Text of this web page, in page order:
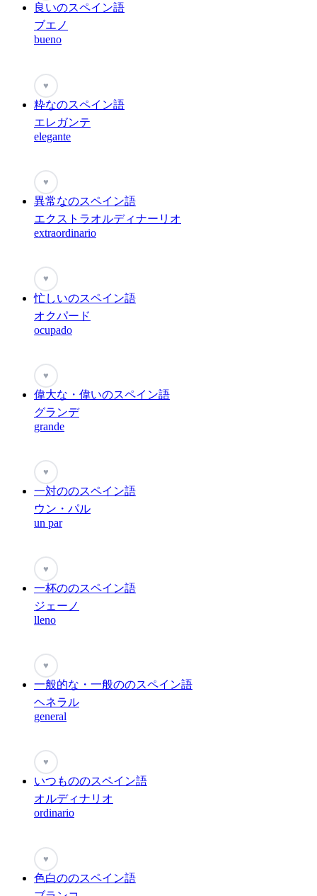
良いのスペイン語
ブエノ
bueno
♥
粋なのスペイン語
エレガンテ
elegante
♥
異常なのスペイン語
エクストラオルディナーリオ
extraordinario
♥
忙しいのスペイン語
オクパード
ocupado
♥
偉大な・偉いのスペイン語
グランデ
grande
♥
一対ののスペイン語
ウン・パル
un par
♥
一杯ののスペイン語
ジェーノ
lleno
♥
一般的な・一般ののスペイン語
ヘネラル
general
♥
いつもののスペイン語
オルディナリオ
ordinario
♥
色白ののスペイン語